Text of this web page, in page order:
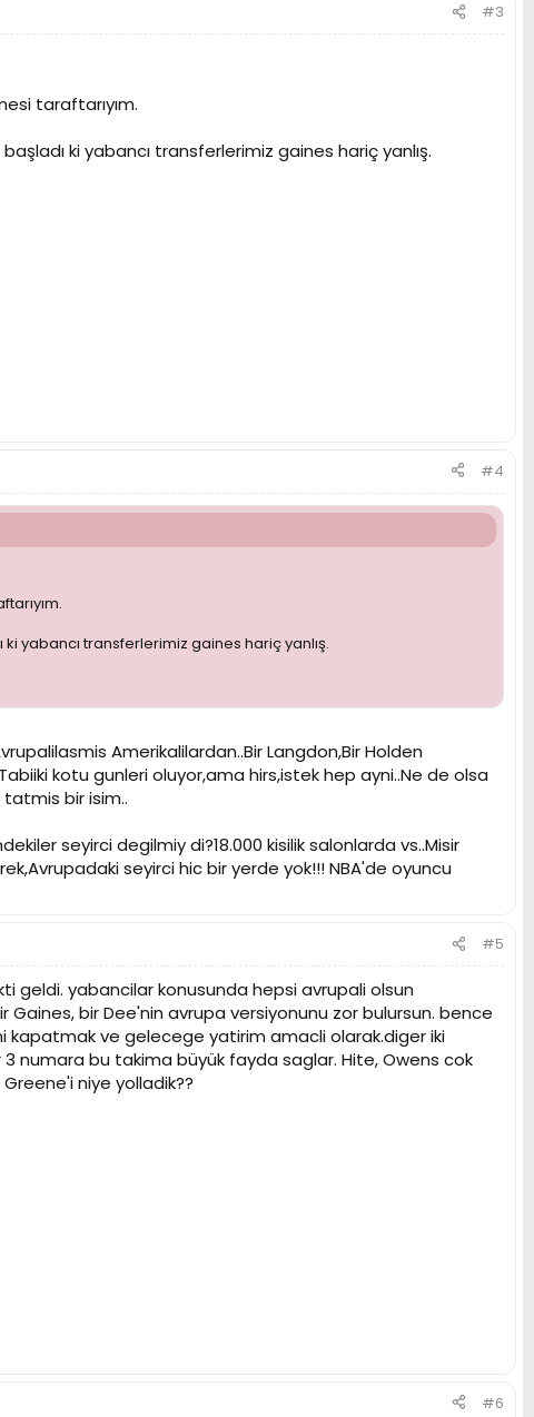
#3
taraftarıyım.
ki yabancı transferlerimiz gaines hariç yanlış.
#4
yabancı transferlerimiz gaines hariç yanlış.
Amerikalilardan..Bir Langdon,Bir Holden
kotu gunleri oluyor,ama hirs,istek hep ayni..Ne de olsa
bir isim..
seyirci degilmiy di?18.000 kisilik salonlarda vs..Misir
seyirci hic bir yerde yok!!! NBA'de oyuncu
#5
geldi. yabancilar konusunda hepsi avrupali olsun
bir Dee'nin avrupa versiyonunu zor bulursun. bence
kapatmak ve gelecege yatirim amacli olarak.diger iki
numara bu takima büyük fayda saglar. Hite, Owens cok
niye yolladik??
#6